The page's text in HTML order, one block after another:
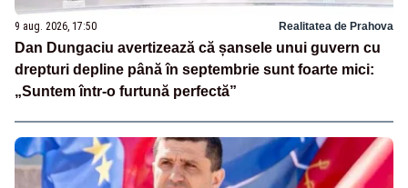
9 aug. 2026, 17:50 Realitatea de Prahova
Dan Dungaciu avertizează că șansele unui guvern cu
drepturi depline până în septembrie sunt foarte mici:
„Suntem într-o furtună perfectă”